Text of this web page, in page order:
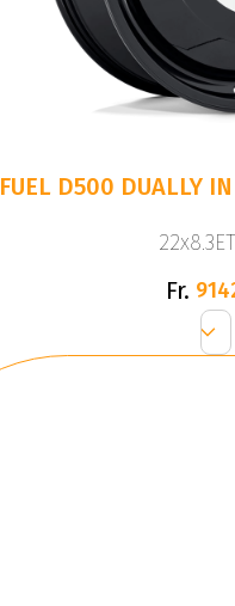
FUEL D500 DUALLY
Fr.